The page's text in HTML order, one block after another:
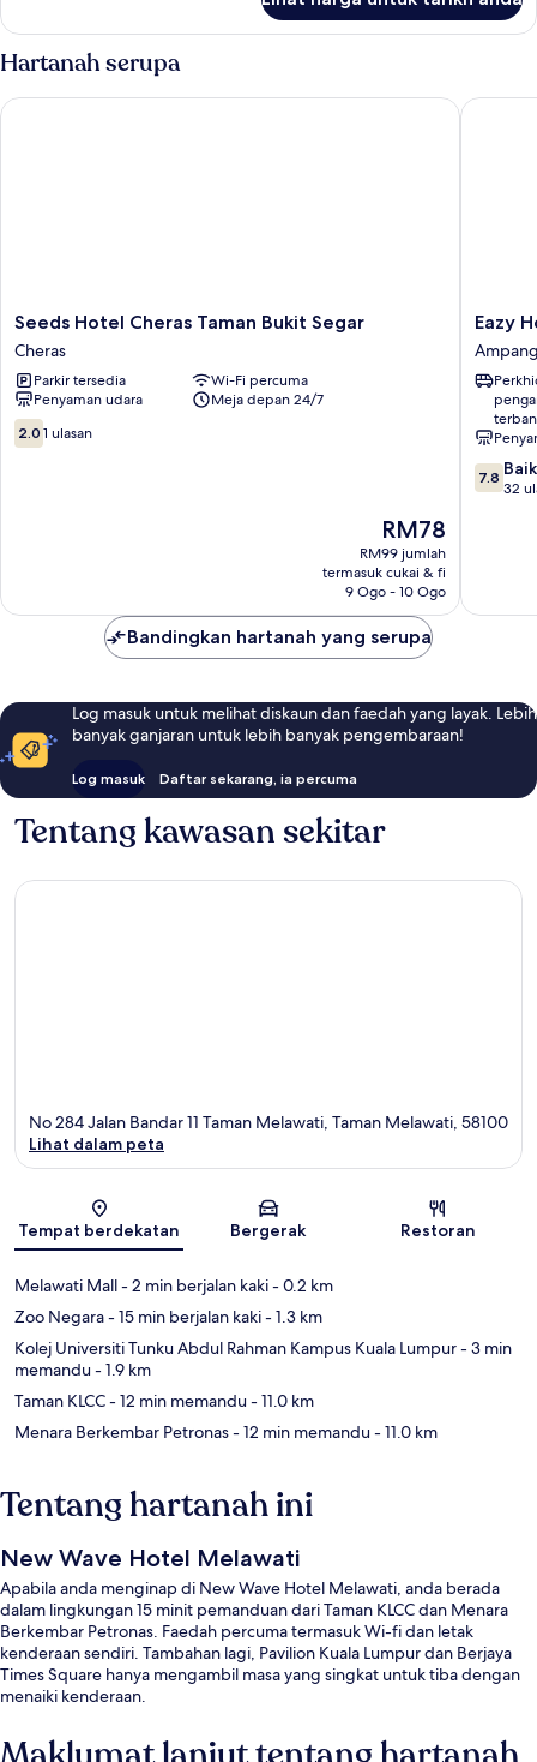
Bed
Room
Hartanah serupa
Seeds
Hotel
Cheras
Taman
Bukit
Segar
Cheras
Seeds Hotel Cheras Taman Bukit Segar
Cheras
Parkir tersedia
Wi-Fi percuma
Penyaman udara
Meja depan 24/7
2.0
daripada
2.0 1 ulasan
Harga
ialah
RM78
RM78
RM99 jumlah
termasuk cukai & fi
9 Ogo - 10 Ogo
Seeds Hotel Cheras Taman Bukit Segar
Eazy
Hotel
at
Ampang
Ampang
Eazy
7.8
7.8 Baik
32
Eazy
Bandingkan hartanah yang serupa
Log masuk untuk melihat diskaun dan faedah yang layak. Lebih
banyak ganjaran untuk lebih banyak pengembaraan!
Log masuk Daftar sekarang, ia percuma
Tentang kawasan sekitar
Peta
No 284 Jalan Bandar 11 Taman Melawati, Taman Melawati, 58100
Lihat dalam peta
Tempat berdekatan Bergerak Restoran
Melawati Mall- 2 min berjalan kaki- 0.2 km
Zoo Negara- 15 min berjalan kaki- 1.3 km
Kolej Universiti Tunku Abdul Rahman Kampus Kuala Lumpur- 3 min
memandu- 1.9 km
Taman KLCC- 12 min memandu- 11.0 km
Menara Berkembar Petronas- 12 min memandu- 11.0 km
Tentang hartanah ini
New Wave Hotel Melawati
Apabila anda menginap di New Wave Hotel Melawati, anda berada
dalam lingkungan 15 minit pemanduan dari Taman KLCC dan Menara
Berkembar Petronas. Faedah percuma termasuk Wi-fi dan letak
kenderaan sendiri. Tambahan lagi, Pavilion Kuala Lumpur dan Berjaya
Times Square hanya mengambil masa yang singkat untuk tiba dengan
menaiki kenderaan.